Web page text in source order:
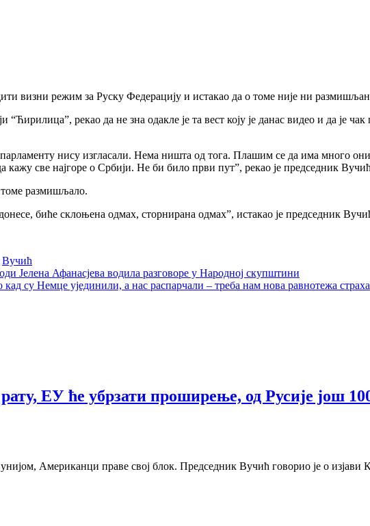
визни режим за Руску Федерацију и истакао да о томе није ни
рекао да не зна одакле је та вест коју је данас видео и да је
нису изгласали. Нема ништа од тога. Плашим се да има много
кажу све најгоре о Србији. Не би било први пут”, рекао је председник
томе размишљало.
биће склоњена одмах, сторнирана одмах”, истакао је председник
Вучић
Јелена Афанасјева водила разговоре у Народној скупштини
су Немце ујединили, а нас распарчали – треба нам нова равнотежа страха
ЕУ ће убрзати проширење, од Русије још
Американци праве свој блок. Председник Вучић говорио је о